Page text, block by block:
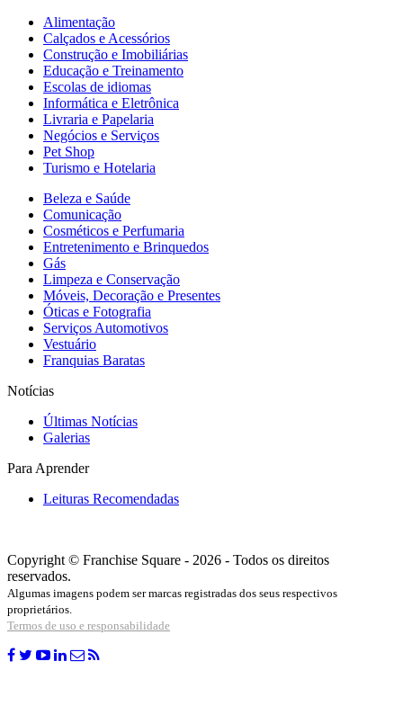
Alimentação
Calçados e Acessórios
Construção e Imobiliárias
Educação e Treinamento
Escolas de idiomas
Informática e Eletrônica
Livraria e Papelaria
Negócios e Serviços
Pet Shop
Turismo e Hotelaria
Beleza e Saúde
Comunicação
Cosméticos e Perfumaria
Entretenimento e Brinquedos
Gás
Limpeza e Conservação
Móveis, Decoração e Presentes
Óticas e Fotografia
Serviços Automotivos
Vestuário
Franquias Baratas
Notícias
Últimas Notícias
Galerias
Para Aprender
Leituras Recomendadas
Copyright © Franchise Square - 2026 - Todos os direitos
reservados.
Algumas imagens podem ser marcas registradas dos seus respectivos
proprietários.
Termos de uso e responsabilidade